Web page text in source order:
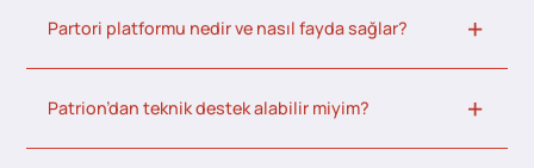
Partori platformu nedir ve nasıl fayda sağlar?
Patrion’dan teknik destek alabilir miyim?